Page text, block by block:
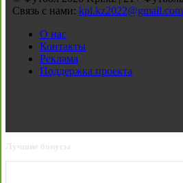
Связь с нами: kpl.kz2022@gmail.com
О нас
Контакты
Реклама
Поддержка проекта
Лучшие бонусы